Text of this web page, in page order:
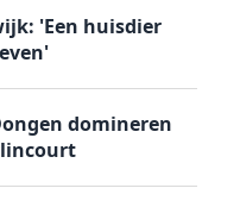
'Een huisdier
domineren